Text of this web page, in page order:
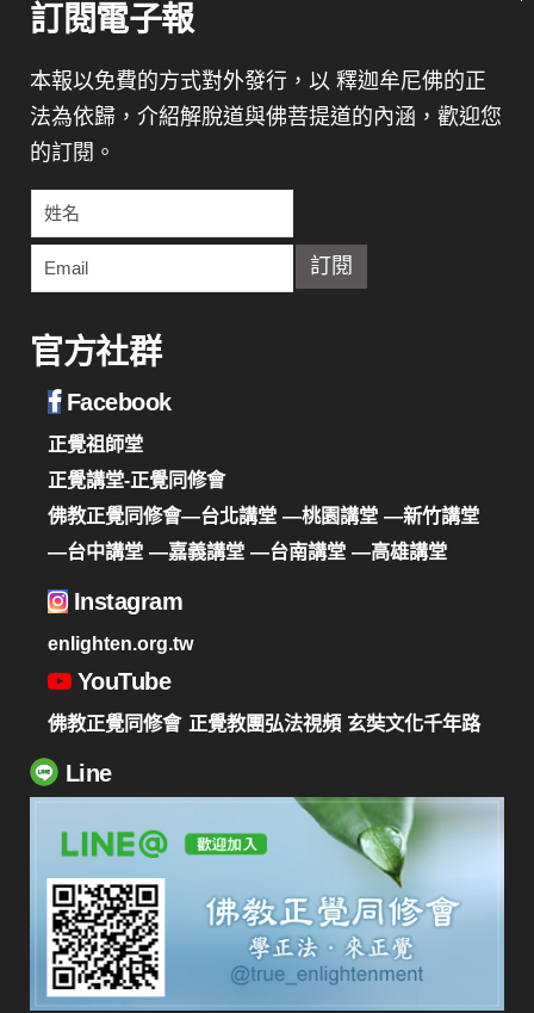
訂閱電子報
本報以免費的方式對外發行，以 釋迦牟尼佛的正
法為依歸，介紹解脫道與佛菩提道的內涵，歡迎您
的訂閱。
官方社群
Facebook
正覺祖師堂
正覺講堂-正覺同修會
佛教正覺同修會—台北講堂 —桃園講堂 —新竹講堂
—台中講堂 —嘉義講堂 —台南講堂 —高雄講堂
Instagram
enlighten.org.tw
YouTube
佛教正覺同修會 正覺教團弘法視頻 玄奘文化千年路
Line